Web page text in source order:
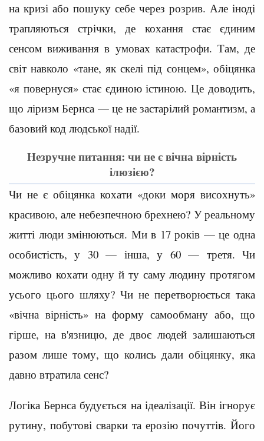
на кризі або пошуку себе через розрив. Але іноді
трапляються стрічки, де кохання стає єдиним
сенсом виживання в умовах катастрофи. Там, де
світ навколо «тане, як скелі під сонцем», обіцянка
«я повернуся» стає єдиною істиною. Це доводить,
що ліризм Бернса — це не застарілий романтизм, а
базовий код людської надії.
Незручне питання: чи не є вічна вірність
ілюзією?
Чи не є обіцянка кохати «доки моря висохнуть»
красивою, але небезпечною брехнею? У реальному
житті люди змінюються. Ми в 17 років — це одна
особистість, у 30 — інша, у 60 — третя. Чи
можливо кохати одну й ту саму людину протягом
усього цього шляху? Чи не перетворюється така
«вічна вірність» на форму самообману або, що
гірше, на в'язницю, де двоє людей залишаються
разом лише тому, що колись дали обіцянку, яка
давно втратила сенс?
Логіка Бернса будується на ідеалізації. Він ігнорує
рутину, побутові сварки та ерозію почуттів. Його